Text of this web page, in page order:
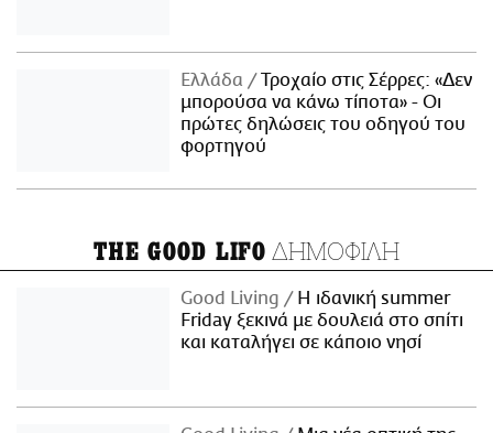
Ελλάδα
Τροχαίο στις Σέρρες: «Δεν
μπορούσα να κάνω τίποτα» - Οι
πρώτες δηλώσεις του οδηγού του
φορτηγού
THE GOOD LIFO ΔΗΜΟΦΙΛΗ
Good Living
Η ιδανική summer
Friday ξεκινά με δουλειά στο σπίτι
και καταλήγει σε κάποιο νησί